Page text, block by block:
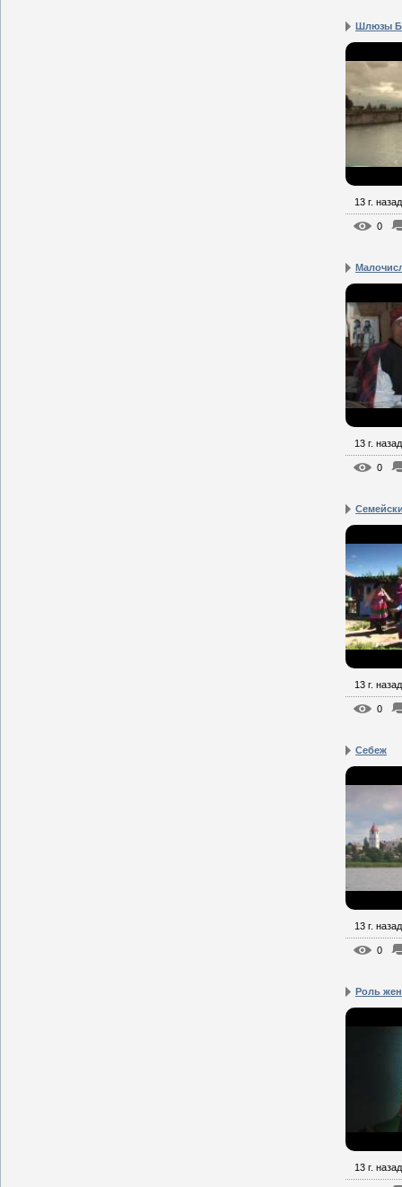
Шлюзы
13 г. назад
0
13 г. назад
0
13 г. назад
0
Себеж
13 г. назад
0
Роль
13 г. назад